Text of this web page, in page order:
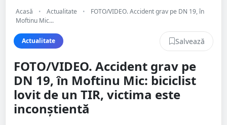
Acasă • Actualitate •
FOTO/VIDEO. Accident grav pe DN 19, în
Moftinu Mic...
Actualitate Salvează
FOTO/VIDEO. Accident grav pe
DN 19, în Moftinu Mic: biciclist
lovit de un TIR, victima este
inconștientă